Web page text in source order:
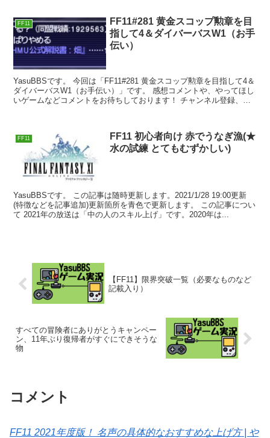
FF11
FF11#281 黄金スコップ勲章を目
指して4＆ダイバーバスW1（お手
伝い）
YasuBBSです。 今回は「FF11#281 黄金スコップ勲章を目指して4＆
ダイバーバスW1（お手伝い）」です。 感想コメントや、やってほし
いゲームなどコメントをお待ちしております！ チャンネル登録、高
FF11
FF11 初心者向け 赤でうなぎ漁(★
水の試練 とてもむずかしい)
YasuBBSです。 この記事は随時更新します。2021/1/28 19:00更新
(特徴などを記事追加)更新箇所を青色で更新します。 この記事につい
て 2021年の放送は「中の人のスキル上げ」です。2020年は...
【FF11】限界突破一覧（必要なものなど
記載入り）
すべての冒険者にありがとうキャンペー
ン、11年ぶり復帰者がすぐにできそうな
物
コメント
FF11 2021年度版！ 名声の具体的なおすすめな上げ方 | や